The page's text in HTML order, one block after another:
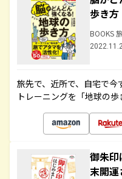
歩き方
BOOKS
旅先で、近所で、自宅で
トレーニングを「地球の
御朱
末開運